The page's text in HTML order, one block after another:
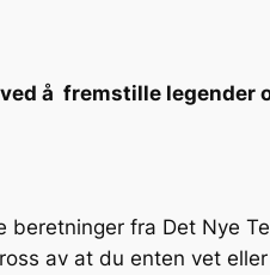
å fremstille legender
fra Det Nye
av at du enten vet